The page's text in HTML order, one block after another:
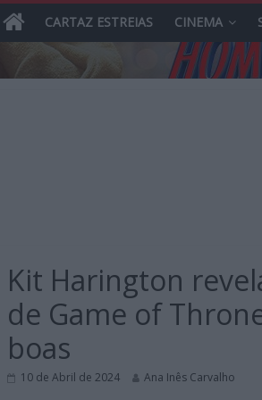
Reviews
Previews
sobre
CARTAZ ESTREIAS CINEMA
Kit Harington
de Game of
boas
10 de Abril de 2024 Ana Inês Carvalho